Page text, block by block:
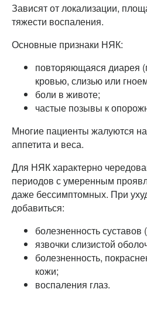
Зависят от локализации,
тяжести воспаления.
Основные признаки НЯК:
повторяющаяся диарея
кровью, слизью или
боли в животе;
частые позывы к
Многие пациенты жалуются
аппетита и веса.
Для НЯК характерно
периодов с умеренным
даже бессимптомных. При
добавиться:
болезненность суставов
язвочки слизистой
болезненность,
кожи;
воспаления глаз.